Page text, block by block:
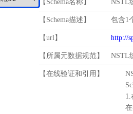
【Schema名称】 NSTL
【Schema描述】 包含1
【url】 http://
【所属元数据规范】 NSTL
【在线验证和引用】
1.
在待